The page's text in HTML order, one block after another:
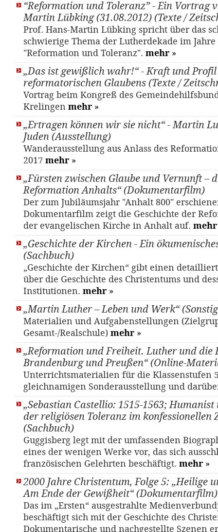
“Reformation und Toleranz” - Ein Vortrag
Martin Lübking (31.08.2012) (Texte /
Prof. Hans-Martin Lübking spricht über das
schwierige Thema der Lutherdekade im Jahre
"Reformation und Toleranz". mehr »
„Das ist gewißlich wahr!“ - Kraft und Profil
reformatorischen Glaubens (Texte /
Vortrag beim Kongreß des
Krelingen mehr »
„Ertragen können wir sie nicht“ - Martin
Juden (Ausstellung)
Wanderausstellung aus Anlass des
2017 mehr »
„Fürsten zwischen Glaube und Vernunft –
Reformation Anhalts“ (Dokumentarfilm)
Der zum Jubiläumsjahr "Anhalt 800"
Dokumentarfilm zeigt die Geschichte der
der evangelischen Kirche in Anhalt auf. mehr
„Geschichte der Kirchen - Ein
(Sachbuch)
„Geschichte der Kirchen“ gibt einen
über die Geschichte des Christentums und
Institutionen. mehr »
„Martin Luther – Leben und Werk“
Materialien und Aufgabenstellungen
Gesamt-/Realschule) mehr »
„Reformation und Freiheit. Luther und die
Brandenburg und Preußen“ (Online-
Unterrichtsmaterialien für die Klassenstufen
gleichnamigen Sonderausstellung und
„Sebastian Castellio: 1515-1563;
der religiösen Toleranz im konfessionellen
(Sachbuch)
Guggisberg legt mit der umfassenden
eines der wenigen Werke vor, das sich
französischen Gelehrten beschäftigt. mehr »
2000 Jahre Christentum, Folge 5: „Heilige
Am Ende der Gewißheit“ (Dokumentarfilm)
Das im „Ersten“ ausgestrahlte
beschäftigt sich mit der Geschichte des
Dokumentarische und nachgestellte Szenen